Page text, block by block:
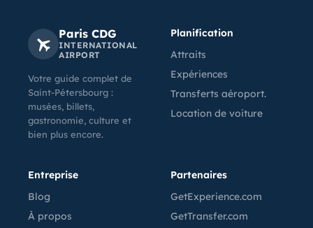
Paris CDG
INTERNATIONAL
AIRPORT
Votre guide complet de
Saint-Pétersbourg :
musées, billets,
gastronomie, culture et
bien plus encore.
Planification
Attraits
Expériences
Transferts aéroport.
Location de voiture
Entreprise
Blog
À propos
Partenaires
GetExperience.com
GetTransfer.com